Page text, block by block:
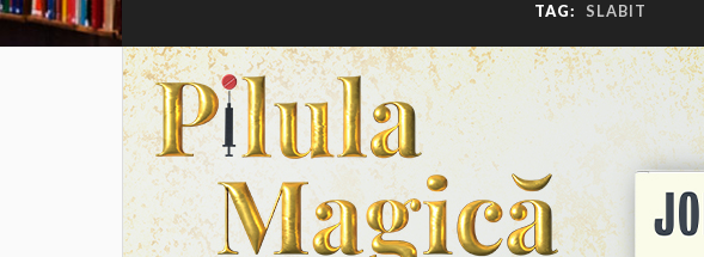
TAG: SLABIT